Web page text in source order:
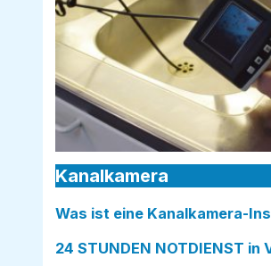
Kanalkamera
Was ist eine Kanalkamera-
24 STUNDEN NOTDIENST in